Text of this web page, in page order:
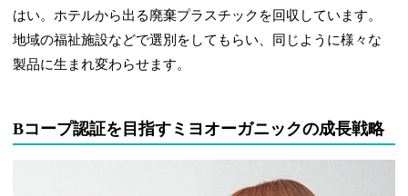
はい。ホテルから出る廃棄プラスチックを回収しています。
地域の福祉施設などで選別をしてもらい、同じように様々な
製品に生まれ変わらせます。
Bコープ認証を目指すミヨオーガニックの成長戦略